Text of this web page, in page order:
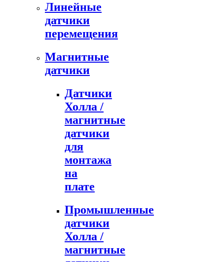
Линейные
датчики
перемещения
Магнитные
датчики
Датчики
Холла /
магнитные
датчики
для
монтажа
на
плате
Промышленные
датчики
Холла /
магнитные